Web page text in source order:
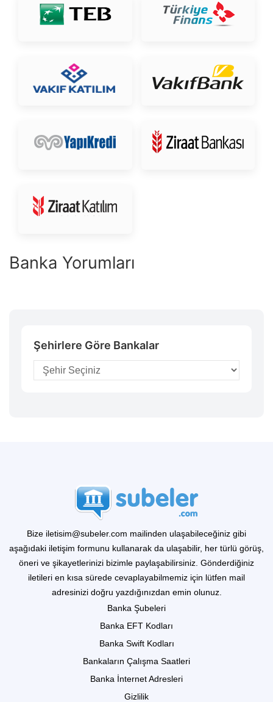
Banka Yorumları
Şehirlere Göre Bankalar
Bize iletisim@subeler.com mailinden ulaşabileceğiniz gibi
aşağıdaki iletişim formunu kullanarak da ulaşabilir, her türlü görüş,
öneri ve şikayetlerinizi bizimle paylaşabilirsiniz. Gönderdiğiniz
iletileri en kısa sürede cevaplayabilmemiz için lütfen mail
adresinizi doğru yazdığınızdan emin olunuz.
Banka Şubeleri
Banka EFT Kodları
Banka Swift Kodları
Bankaların Çalışma Saatleri
Banka İnternet Adresleri
Gizlilik